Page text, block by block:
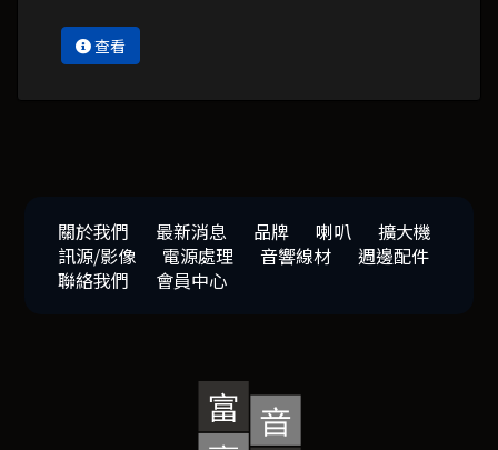
查看
關於我們 最新消息 品牌 喇叭
擴大機
訊源/影像
電源處理 音響線材
週邊配件
聯絡我們
會員中心